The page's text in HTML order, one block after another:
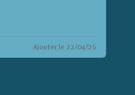
Ajouter le 22/04/26